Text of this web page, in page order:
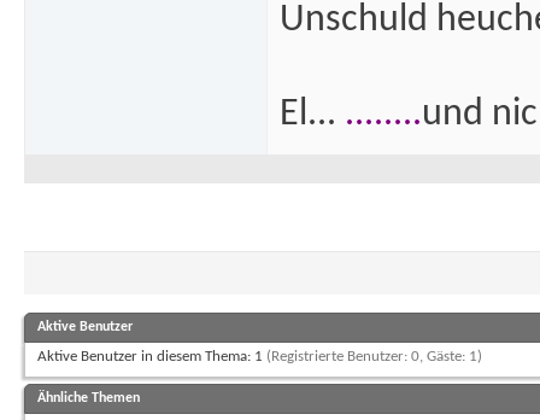
Unschuld
El... ........und
Aktive Benutzer
Aktive Benutzer in diesem Thema: 1 (Registrierte Benutzer: 0, Gäste: 1)
Ähnliche Themen